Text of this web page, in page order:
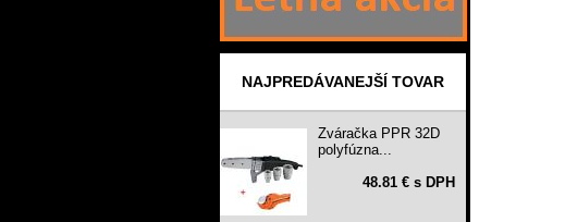
NAJPREDÁVANEJŠÍ TOVAR
Zváračka PPR 32D
polyfúzna...
48.81 € s DPH